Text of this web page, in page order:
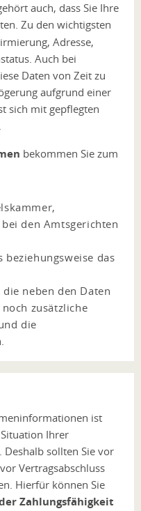
auch, dass Sie Ihre
Zu den wichtigsten
Adresse,
Auch bei
Daten von Zeit zu
aufgrund einer
sich mit gepflegten
bekommen Sie zum
den Amtsgerichten
beziehungsweise das
neben den Daten
zusätzliche
die
ist
Ihrer
Deshalb sollten Sie vor
Vertragsabschluss
Hierfür können Sie
Zahlungsfähigkeit